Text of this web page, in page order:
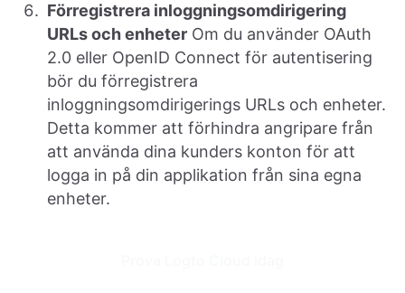
Förregistrera inloggningsomdirigering
URLs och enheter Om du använder OAuth
2.0 eller OpenID Connect för autentisering
bör du förregistrera
inloggningsomdirigerings URLs och enheter.
Detta kommer att förhindra angripare från
att använda dina kunders konton för att
logga in på din applikation från sina egna
enheter.